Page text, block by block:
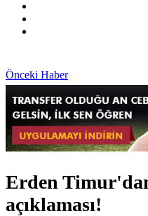
Önceki Haber
Erden
açıklaması!